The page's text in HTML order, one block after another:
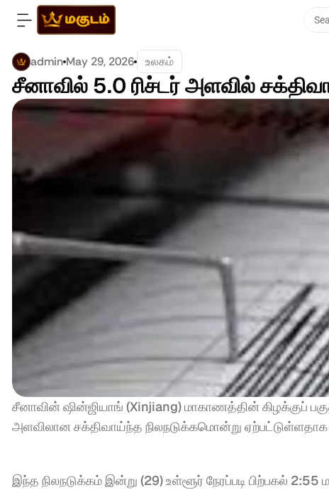
admin May 29, 2026 உலகம்
சீனாவில் 5.0 ரிச்டர் அளவில்
சீனாவின் ஷின்ஜியாங் (Xinjiang) மாகாணத்தின் கிழக்குப்
அளவிலான சக்திவாய்ந்த நிலநடுக்கமொன்று ஏற்பட்டுள்ளதாக
இந்த நிலநடுக்கம் இன்று (29) உள்ளூர் நேரப்படி பிற்பகல்